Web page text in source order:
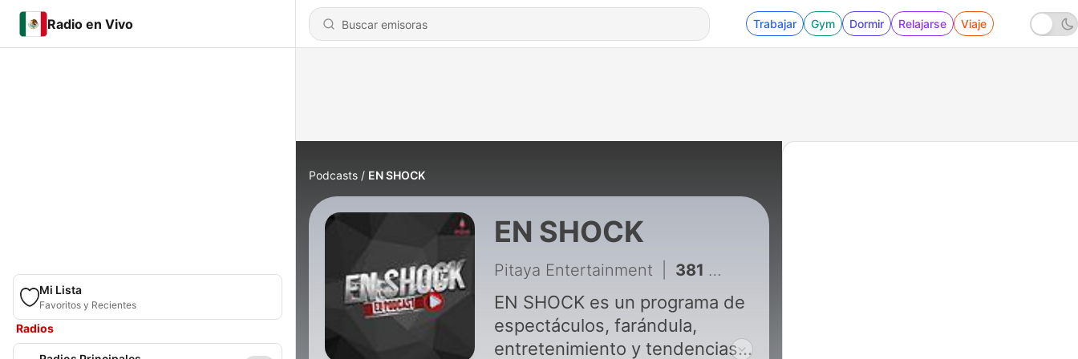
Radio en Vivo Trabajar Gym Dormir Relajarse Viaje
Mi Lista
Favoritos y Recientes
Radios
Podcasts EN SHOCK
EN SHOCK
Pitaya Entertainment 381 - OTRO REVÉS PARA CHRISTIAN NODAL
EN SHOCK es un programa de
espectáculos, farándula,
entretenimiento y tendencias